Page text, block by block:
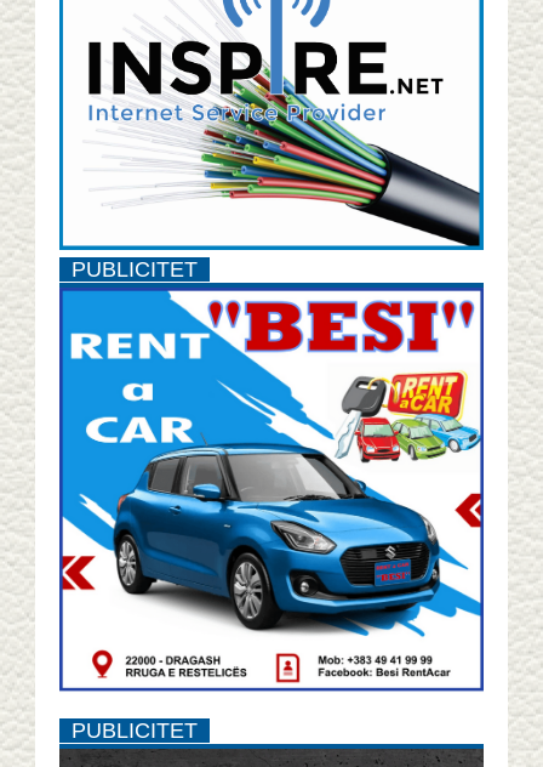
PUBLICITET
PUBLICITET